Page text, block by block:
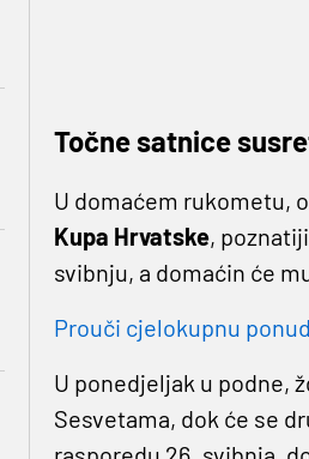
Točne satnice
U domaćem rukometu,
Kupa Hrvatske,
svibnju, a domaćin će
Prouči cjelokupnu
U ponedjeljak u podne,
Sesvetama, dok će se